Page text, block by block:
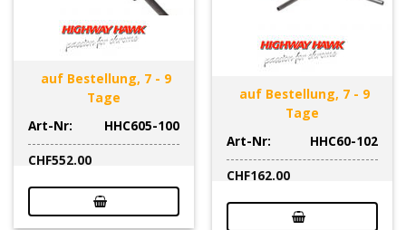
auf Bestellung, 7 - 9
Tage
Art-Nr:
HHC605-100
CHF552.00
auf Bestellung, 7 - 9
Tage
Art-Nr:
HHC60-102
CHF162.00